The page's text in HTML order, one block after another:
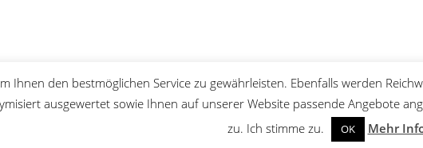
Ihnen den bestmöglichen Service zu gewährleisten. Ebenfalls werden
ausgewertet sowie Ihnen auf unserer Website passende Angebote
zu. Ich stimme zu.
OK Mehr